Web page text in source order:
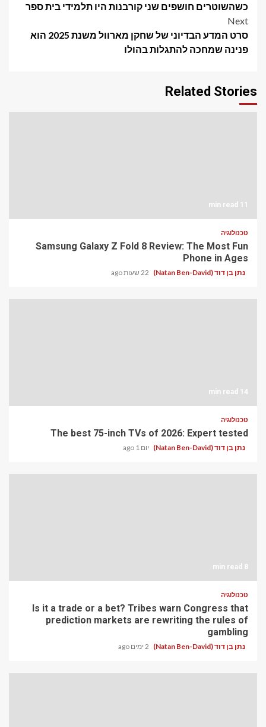
navigation
כשהשוטרים חושפים שני קורבנות היו תלמידי בית ספר
Next
סרט המדע הבדיוני של שחקן מארוול משנת 2025 הוא
פנינה שמחכה להתגלות בהולו
Related Stories
11 min read
טכנולוגיה
Samsung Galaxy Z Fold 8 Review: The Most Fun
Phone in Ages
נתן בן דוד (Natan Ben-David) 22 שעות ago
14 min read
טכנולוגיה
The best 75-inch TVs of 2026: Expert tested
נתן בן דוד (Natan Ben-David) יום 1 ago
8 min read
טכנולוגיה
Is it a trade or a bet? Tribes warn Congress that
prediction markets are rewriting the rules of
gambling
נתן בן דוד (Natan Ben-David) 2 ימים ago